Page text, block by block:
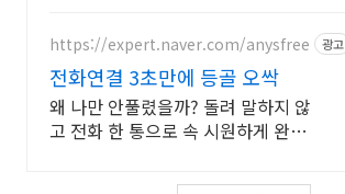
https://expert.naver.com/anysfree 광고
전화연결 3초만에 등골 오싹
왜 나만 안풀렸을까? 돌려 말하지 않
고 전화 한 통으로 속 시원하게 완벽
불가 전문가를 만나보세요